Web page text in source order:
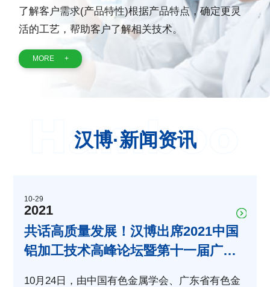
了解客户需求(产品特性)根据产品特点，确定更灵
活的工艺，帮助客户了解相关技术。
MORE +
汉博·新闻资讯
10-29
2021
共话高质量发展！汉博出席2021中国
铝加工技术高峰论坛暨第十一届广东
10月24日，由中国有色金属学会、广东省有色金